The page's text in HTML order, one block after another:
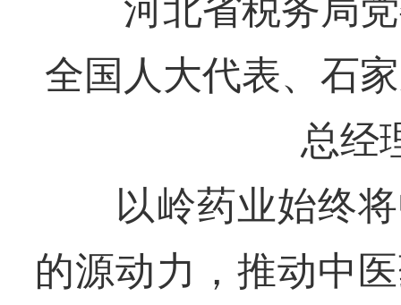
河北省税务局党
全国人大代表、石
总经
以岭药业始终将
的源动力，推动中